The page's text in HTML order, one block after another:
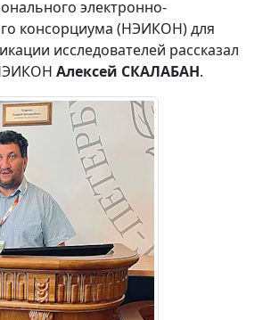
электронно-
консорциума (НЭИКОН) для
исследователей рассказал
Алексей СКАЛАБАН.